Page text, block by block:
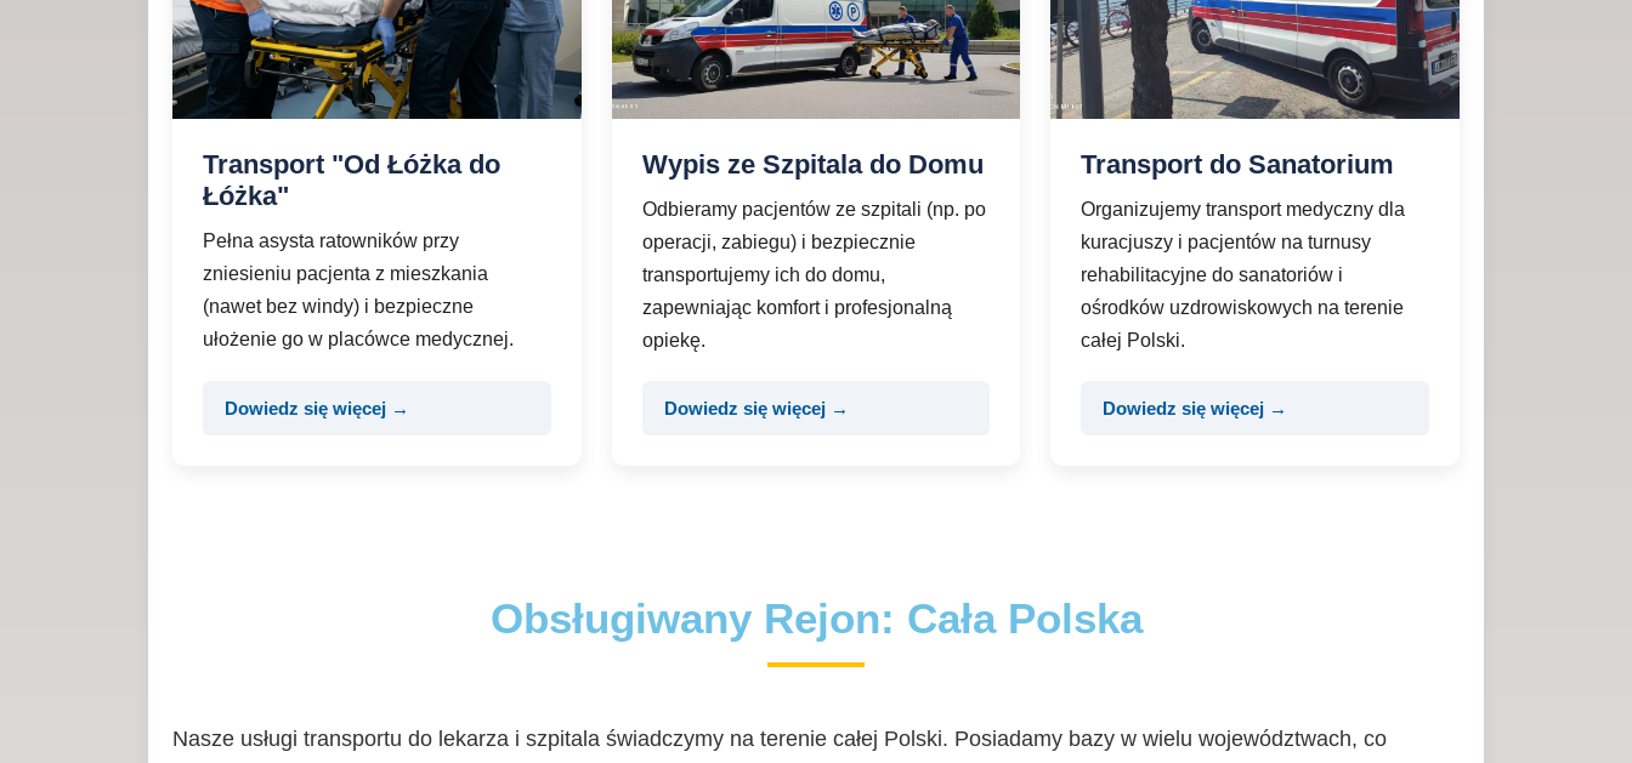
Transport "Od Łóżka do
Łóżka"
Pełna asysta ratowników przy
zniesieniu pacjenta z mieszkania
(nawet bez windy) i bezpieczne
ułożenie go w placówce medycznej.
Dowiedz się więcej →
Wypis ze Szpitala do Domu
Odbieramy pacjentów ze szpitali (np. po
operacji, zabiegu) i bezpiecznie
transportujemy ich do domu,
zapewniając komfort i profesjonalną
opiekę.
Dowiedz się więcej →
Transport do Sanatorium
Organizujemy transport medyczny dla
kuracjuszy i pacjentów na turnusy
rehabilitacyjne do sanatoriów i
ośrodków uzdrowiskowych na terenie
całej Polski.
Dowiedz się więcej →
Obsługiwany Rejon: Cała Polska
Nasze usługi transportu do lekarza i szpitala świadczymy na terenie całej Polski. Posiadamy bazy w wielu województwach, co